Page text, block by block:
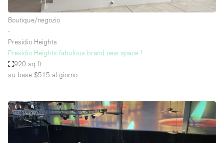
Boutique/negozio
∙
Presidio Heights
Presidio Heights fabulous brand new space !
920 sq ft
su base $515 al giorno